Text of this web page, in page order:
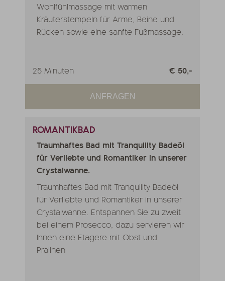
Wohlfühlmassage mit warmen
Kräuterstempeln für Arme, Beine und
Rücken sowie eine sanfte Fußmassage.
25 Minuten € 50,-
ANFRAGEN
ROMANTIKBAD
Traumhaftes Bad mit Tranquility Badeöl
für Verliebte und Romantiker in unserer
Crystalwanne.
Traumhaftes Bad mit Tranquility Badeöl
für Verliebte und Romantiker in unserer
Crystalwanne. Entspannen Sie zu zweit
bei einem Prosecco, dazu servieren wir
Ihnen eine Etagere mit Obst und
Pralinen